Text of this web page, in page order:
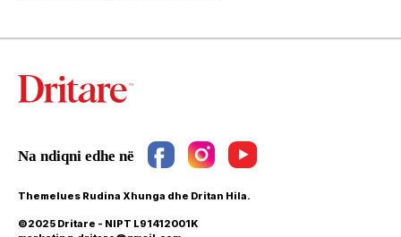
Themelues Rudina Xhunga dhe Dritan Hila.
©2025 Dritare - NIPT L91412001K